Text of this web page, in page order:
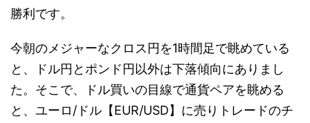
勝利です。
今朝のメジャーなクロス円を1時間足で眺めている
と、ドル円とポンド円以外は下落傾向にありまし
た。そこで、ドル買いの目線で通貨ペアを眺める
と、ユーロ/ドル【EUR/USD】に売りトレードのチ